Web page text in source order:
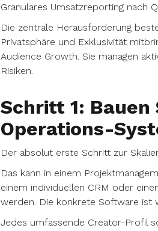
Granulares Umsatzreporting nach
Die zentrale Herausforderung
Privatsphäre und Exklusivität
Audience Growth. Sie managen
Risiken.
Schritt 1:
Operations-
Der absolut erste Schritt zur
Das kann in einem
einem individuellen CRM oder
werden. Die konkrete Software ist
Jedes umfassende Creator-Profil